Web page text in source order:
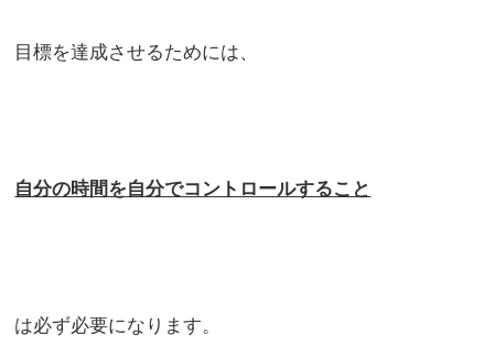
目標を達成させるためには、
自分の時間を自分でコントロールすること
は必ず必要になります。